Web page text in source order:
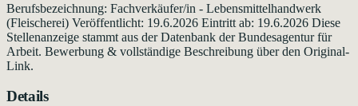
Berufsbezeichnung: Fachverkäufer/in - Lebensmittelhandwerk
(Fleischerei) Veröffentlicht: 19.6.2026 Eintritt ab: 19.6.2026 Diese
Stellenanzeige stammt aus der Datenbank der Bundesagentur für
Arbeit. Bewerbung & vollständige Beschreibung über den Original-
Link.
Details